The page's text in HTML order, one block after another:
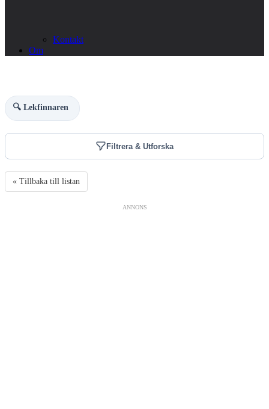
Kontakt
Om
🔍 Lekfinnaren
Filtrera & Utforska
« Tillbaka till listan
ANNONS